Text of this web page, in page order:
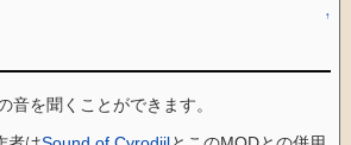
↑
音を聞くことができます。